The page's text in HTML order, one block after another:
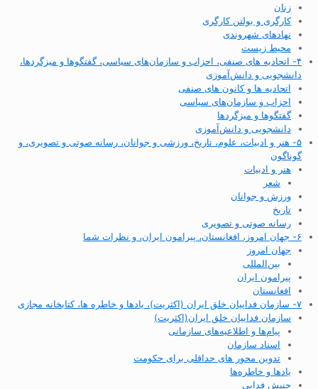
زنان
کارگری و بولتن کارگری
نهادهای شهروندی
محیط زیست
۴- اتحادیه های صنفی، احزاب و سازمان‌های سیاسی، گفتگوها و میزگردها،
دانشجویی و دانش‌آموزی
اتحادیه ها و کانون های صنفی
احزاب و سازمان‌های سیاسی
گفتگوها و میزگردها
دانشجویی و دانش‌آموزی
۵- هنر و ادبیات، علوم، تاریخ، ورزشی و جوانان، رسانه صوتی و تصویری، و
گوناگون
هنر و ادبیات
شعر
ورزش و جوانان
تاریخ
رسانه صوتی و تصویری
۶- جهان امروز، افغانستان، پیرامون ایران، و نظرات شما
جهان امروز
بین‌المللی
پیرامون ایران
افغانستان
۷- سازمان فداییان خلق ایران (اکثریت)، یادها و خاطره ها، کتابخانه مجازی
سازمان فداییان خلق ایران(اکثریت)
پیام‌ها و اطلاعیه‌های سازمانی
اسناد سازمان
تدوین محور های حداقلی برای حکومت
یادها و خاطره‌ها
جنبش فدایی